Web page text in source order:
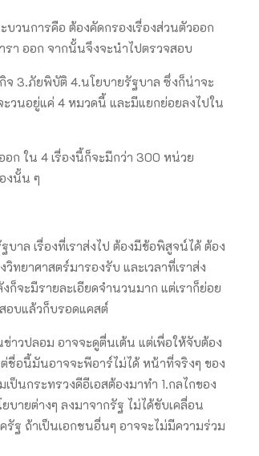
วนการคือ ต้องคัดกรองเรื่องส่วนตัวออก
รา ออก จากนั้นจึงจะนำไปตรวจสอบ
3.ภัยพิบัติ 4.นโยบายรัฐบาล ซึ่งก็น่าจะ
วนอยู่แค่ 4 หมวดนี้ และมีแยกย่อยลงไปใน
ก ใน 4 เรื่องนี้ก็จะมีกว่า 300 หน่วย
งนั้น ๆ
าล เรื่องที่เราส่งไป ต้องมีข้อพิสูจน์ได้ ต้อง
ยาศาสตร์มารองรับ และเวลาที่เราส่ง
ก็จะมีรายละเอียดจำนวนมาก แต่เราก็ย่อย
อบแล้วก็บรอดแคสต์
วปลอม อาจจะดูตื่นเต้น แต่เพื่อให้จับต้อง
ชื่อนี้มันอาจจะพีอาร์ไม่ได้ หน้าที่จริงๆ ของ
ป็นกระทรวงดีอีเอสต้องมาทำ 1.กลไกของ
บายต่างๆ ลงมาจากรัฐ ไม่ได้ขับเคลื่อน
ฐ ถ้าเป็นเอกชนอื่นๆ อาจจะไม่มีความร่วม